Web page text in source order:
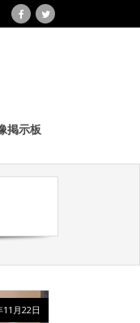
掲示板
11月22日